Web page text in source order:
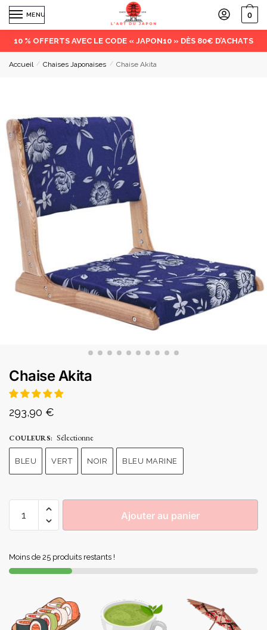
MENU 0
10 % OFFERTS AVEC LE CODE « JAPON10 » DÈS 80€ D’ACHATS
Accueil / Chaises Japonaises / Chaise Akita
Chaise Akita
293,90 €
COULEURS: Sélectionne
BLEU VERT NOIR BLEU MARINE
Ajouter au panier
Moins de 25 produits restants !